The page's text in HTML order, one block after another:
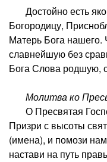
Достойно есть яко
Богородицу,
Матерь Бога
славнейшую без
Бога Слова родшую,
Молитва ко
О Пресвятая
Призри с высоты
(имена), и помози
настави на путь